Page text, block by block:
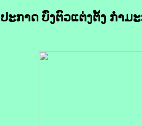
ປະກາດ ບົ່ງຕົວແຕ່ງຕັ້ງ ກຳ